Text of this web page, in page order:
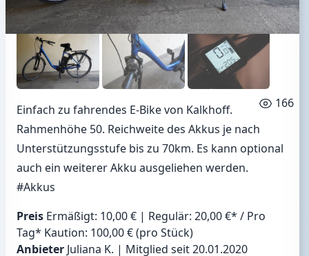
166
Einfach zu fahrendes E-Bike von Kalkhoff.
Rahmenhöhe 50. Reichweite des Akkus je nach
Unterstützungsstufe bis zu 70km. Es kann optional
auch ein weiterer Akku ausgeliehen werden.
#Akkus
Preis Ermäßigt: 10,00 € | Regulär: 20,00 €* / Pro
Tag* Kaution: 100,00 € (pro Stück)
Anbieter Juliana K. | Mitglied seit 20.01.2020